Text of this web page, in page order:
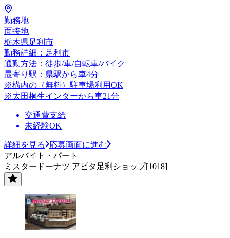
勤務地
面接地
栃木県足利市
勤務詳細：足利市
通勤方法：徒歩/車/自転車/バイク
最寄り駅：県駅から車4分
※構内の（無料）駐車場利用OK
※太田桐生インターから車21分
交通費支給
未経験OK
詳細を見る
応募画面に進む
アルバイト・パート
ミスタードーナツ アピタ足利ショップ[1018]